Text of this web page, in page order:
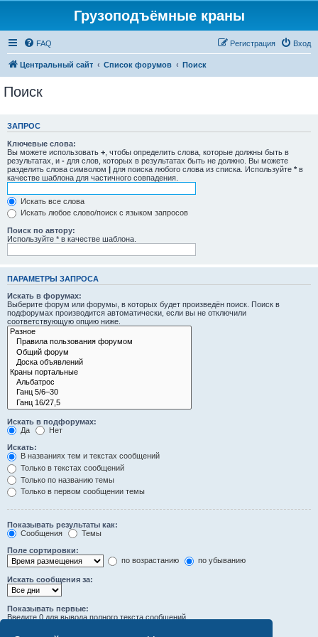
Грузоподъёмные краны
FAQ Вход
Регистрация
Центральный сайт Список форумов Поиск
Поиск
ЗАПРОС
Ключевые слова:
Вы можете использовать + , чтобы определить слова, которые должны быть в
результатах, и - для слов, которых в результатах быть не должно. Вы можете
разделить слова символом | для поиска любого слова из списка. Используйте * в
качестве шаблона для частичного совпадения.
Искать все слова
Искать любое слово/поиск с языком запросов
Поиск по автору:
Используйте * в качестве шаблона.
ПАРАМЕТРЫ ЗАПРОСА
Искать в форумах:
Выберите форум или форумы, в которых будет произведён поиск. Поиск в
подфорумах производится автоматически, если вы не отключили
соответствующую опцию ниже.
Искать в подфорумах:
Да
Нет
Искать:
В названиях тем и текстах сообщений
Только в текстах сообщений
Только по названию темы
Только в первом сообщении темы
Показывать результаты как:
Сообщения
Темы
Поле сортировки:
по возрастанию
по убыванию
Искать сообщения за:
Показывать первые:
Введите 0 для вывода полного текста сообщений.